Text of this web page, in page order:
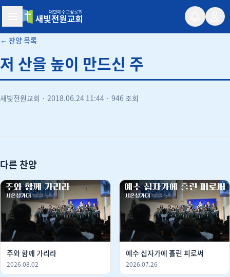
새빛전원교회
← 찬양 목록
저 산을 높이 만드신 주
새빛전원교회 · 2018.06.24 11:44 · 946 조회
다른 찬양
주와 함께 가리라
2026.08.02
예수 십자가에 흘린 피로써
2026.07.26